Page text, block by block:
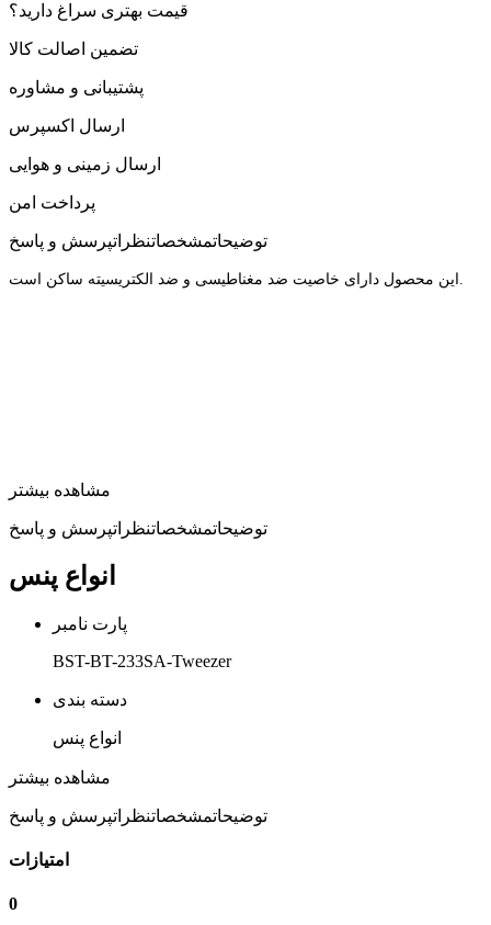
قیمت بهتری سراغ دارید؟
تضمین اصالت کالا
پشتیبانی و مشاوره
ارسال اکسپرس
ارسال زمینی و هوایی
پرداخت امن
توضیحاتمشخصاتنظراتپرسش و پاسخ
این محصول دارای خاصیت ضد مغناطیسی و ضد الکتریسیته ساکن است.
مشاهده بیشتر
توضیحاتمشخصاتنظراتپرسش و پاسخ
انواع پنس
پارت نامبر
BST-BT-233SA-Tweezer
دسته بندی
انواع پنس
جنس
فولاد ضد زنگ و پوشش ضد استاتیک
ابعاد
مشاهده بیشتر
توضیحاتمشخصاتنظراتپرسش و پاسخ
امتیازات
0